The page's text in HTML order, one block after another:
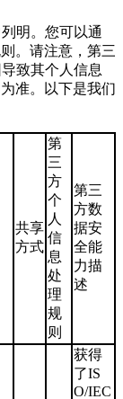
明。您可以通
。请注意，第三
致其个人信息
准。以下是我们
共享
方式
第
三
方
个
人
信
息
处
理
规
则
第三
方数
据安
全能
力描
述
获得
了IS
O/IEC